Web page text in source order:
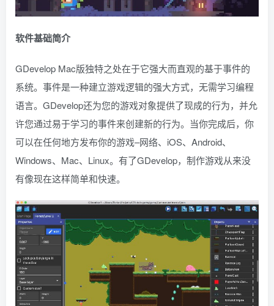
软件基础简介
GDevelop Mac版独特之处在于它强大而直观的基于事件的
系统。事件是一种建立游戏逻辑的强大方式，无需学习编程
语言。GDevelop还为您的游戏对象提供了现成的行为，并允
许您通过易于学习的事件来创建新的行为。当你完成后，你
可以在任何地方发布你的游戏–网络、iOS、Android、
Windows、Mac、Linux。有了GDevelop，制作游戏从来没
有像现在这样简单和快速。